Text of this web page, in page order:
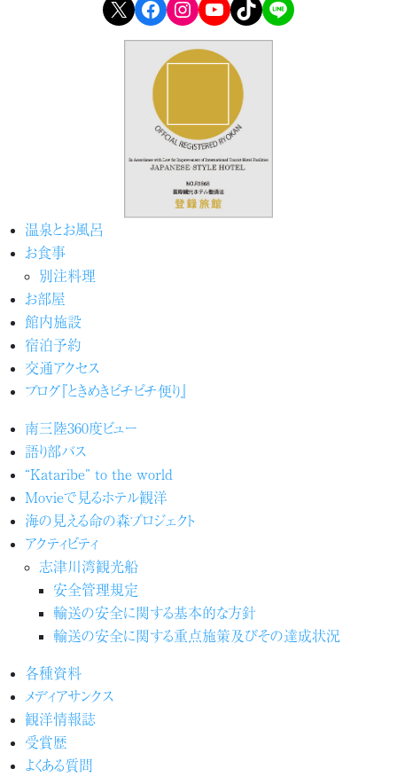
X Facebook Instagram YouTube TikTok LINE
温泉とお風呂
お食事
別注料理
お部屋
館内施設
宿泊予約
交通アクセス
ブログ『ときめきピチピチ便り』
南三陸360度ビュー
語り部バス
“Kataribe” to the world
Movieで見るホテル観洋
海の見える命の森プロジェクト
アクティビティ
志津川湾観光船
安全管理規定
輸送の安全に関する基本的な方針
輸送の安全に関する重点施策及びその達成状況
各種資料
メディアサンクス
観洋情報誌
受賞歴
よくある質問